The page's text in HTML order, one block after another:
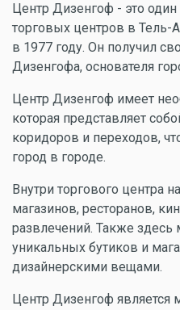
Центр Дизенгоф - это
торговых центров в
в 1977 году. Он получил
Дизенгофа, основателя
Центр Дизенгоф имеет
которая представляет
коридоров и переходов,
город в городе.
Внутри торгового центра
магазинов, ресторанов,
развлечений. Также
уникальных бутиков и
дизайнерскими вещами.
Центр Дизенгоф является